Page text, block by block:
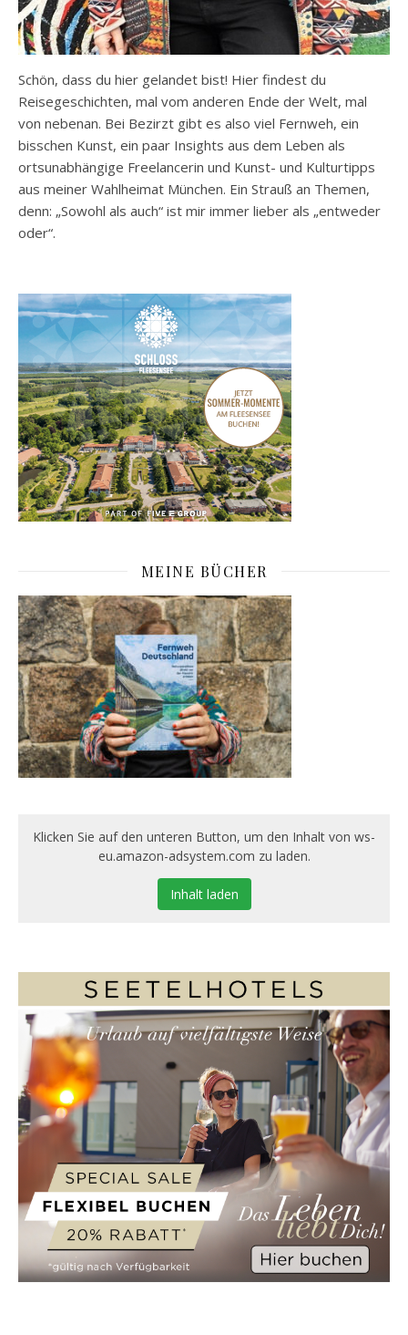
Schön, dass du hier gelandet bist! Hier findest du
Reisegeschichten, mal vom anderen Ende der Welt, mal
von nebenan. Bei Bezirzt gibt es also viel Fernweh, ein
bisschen Kunst, ein paar Insights aus dem Leben als
ortsunabhängige Freelancerin und Kunst- und Kulturtipps
aus meiner Wahlheimat München. Ein Strauß an Themen,
denn: „Sowohl als auch“ ist mir immer lieber als „entweder
oder“.
MEINE BÜCHER
Klicken Sie auf den unteren Button, um den Inhalt von ws-
eu.amazon-adsystem.com zu laden.
Inhalt laden